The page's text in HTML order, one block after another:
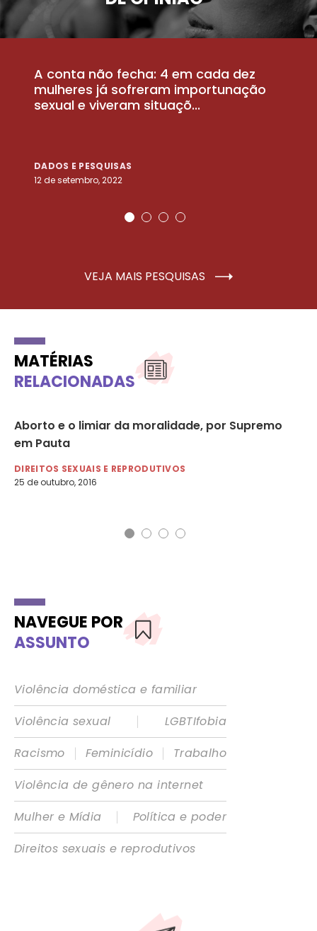
A conta não fecha: 4 em cada dez
mulheres já sofreram importunação
sexual e viveram situaçõ...
DADOS E PESQUISAS
12 de setembro, 2022
VEJA MAIS PESQUISAS
MATÉRIAS
RELACIONADAS
Aborto e o limiar da moralidade, por Supremo
em Pauta
DIREITOS SEXUAIS E REPRODUTIVOS
25 de outubro, 2016
NAVEGUE POR
ASSUNTO
Violência doméstica e familiar
Violência sexual
|
LGBTIfobia
Racismo
| Feminicídio |
Trabalho
Violência de gênero na internet
Mulher e Mídia
|
Política e poder
Direitos sexuais e reprodutivos